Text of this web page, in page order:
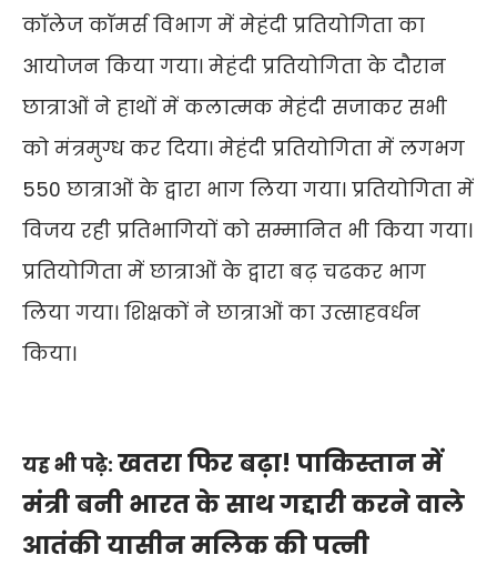
कॉलेज कॉमर्स विभाग में मेहंदी प्रतियोगिता का
आयोजन किया गया। मेहंदी प्रतियोगिता के दौरान
छात्राओं ने हाथों में कलात्मक मेहंदी सजाकर सभी
को मंत्रमुग्ध कर दिया। मेहंदी प्रतियोगिता में लगभग
550 छात्राओं के द्वारा भाग लिया गया। प्रतियोगिता में
विजय रही प्रतिभागियों को सम्मानित भी किया गया।
प्रतियोगिता में छात्राओं के द्वारा बढ़ चढकर भाग
लिया गया। शिक्षकों ने छात्राओं का उत्साहवर्धन
किया।
यह भी पढ़े: खतरा फिर बढ़ा! पाकिस्तान में
मंत्री बनी भारत के साथ गद्दारी करने वाले
आतंकी यासीन मलिक की पत्नी